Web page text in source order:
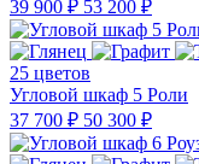
39 900 ₽ 53 200 ₽
25 цветов
Угловой шкаф 5 Роли
37 700 ₽ 50 300 ₽